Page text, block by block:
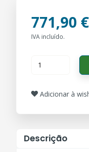
771,90 €
IVA incluído.
Adicionar à
Descrição